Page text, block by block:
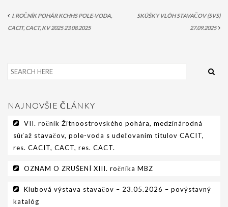
I. ROČNÍK POHÁR KCHHS POLE-VODA,
CACIT, CACT, KV 2025 23.08.2025
SKÚŠKY VLÔH STAVAČOV (SVS)
27.09.2025
NAJNOVŠIE ČLÁNKY
VII. ročník Žitnoostrovského pohára, medzinárodná
súťaž stavačov, pole-voda s udeľovaním titulov CACIT,
res. CACIT, CACT, res. CACT.
OZNAM O ZRUŠENÍ XIII. ročníka MBZ
Klubová výstava stavačov – 23.05.2026 – povýstavný
katalóg